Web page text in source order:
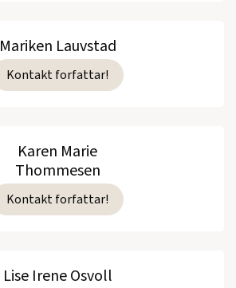
Mariken Lauvstad
Kontakt forfattar!
Karen Marie
Thommesen
Kontakt forfattar!
Lise Irene Osvoll